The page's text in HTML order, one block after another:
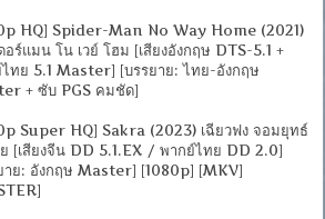
HQ] Spider-Man No Way Home (2021)
อร์แมน โน เวย์ โฮม [เสียงอังกฤษ DTS-5.1 +
ทย 5.1 Master] [บรรยาย: ไทย-อังกฤษ
+ ซับ PGS คมชัด]
Super HQ] Sakra (2023) เฉียวฟง จอมยุทธ์
[เสียงจีน DD 5.1.EX / พากย์ไทย DD 2.0]
าย: อังกฤษ Master] [1080p] [MKV]